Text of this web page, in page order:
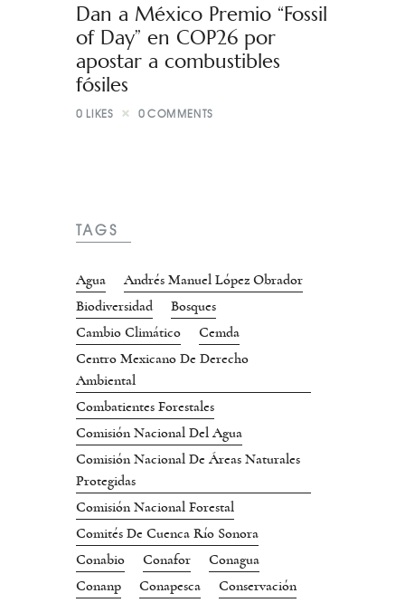
Dan a México Premio “Fossil
of Day” en COP26 por
apostar a combustibles
fósiles
0 LIKES 0 COMMENTS
TAGS
Agua
Andrés Manuel López Obrador
Biodiversidad
Bosques
Cambio Climático
Cemda
Centro Mexicano De Derecho
Ambiental
Combatientes Forestales
Comisión Nacional Del Agua
Comisión Nacional De Áreas Naturales
Protegidas
Comisión Nacional Forestal
Comités De Cuenca Río Sonora
Conabio
Conafor
Conagua
Conanp
Conapesca
Conservación